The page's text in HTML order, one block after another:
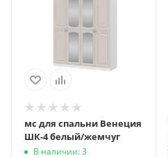
мс для спальни Венеция
ШК-4 белый/жемчуг
В наличии: 3